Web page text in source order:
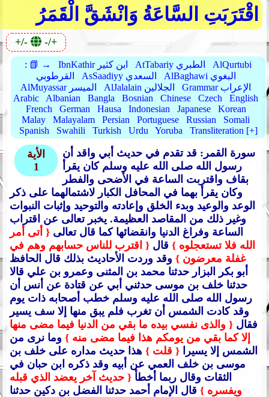
اقْتَرَبَتِ السَّاعَةُ وَانْشَقَّ الْقَمَرُ
+/- -/+
: 📗 → IbnKathir ابن كثير AtTabariy الطبري
AlQurtubi
القرطوبي
AsSaadiyy السعدي
AlBaghawi البغوي
AlMuyassar الميسر
AlJalalain الجلالين
Grammar الإعراب
Arabic
Albanian Bangla Bosnian Chinese Czech
English
French
German Hausa Indonesian Japanese
Korean
Malay
Malayalam Persian Portuguese Russian
Somali
Spanish
Swahili Turkish Urdu Yoruba Transliteration [+]
الأية
1
سورة القمر: قد تقدم في حديث أبي واقد أن
رسول الله صلى الله عليه وسلم كان يقرأ
بقاف واقتربت الساعة في الأضحى والفطر
وكان يقرأ بهما في المحافل الكبار لاشتمالهما على ذكر
الوعد والوعيد وبدء الخلق وإعادته والتوحيد وإثبات النبوات
وغير ذلك من المقاصد العظيمة. يخبر تعالى عن اقتراب
الساعة وفراغ الدنيا وانقضائها كما قال تعالى { أتى أمر
الله فلا تستعجلوه } قال { اقترب للناس حسابهم وهم في
غفلة معرضون } وقد وردت الأحاديث بذلك قال الحافظ
أبو بكر البزار حدثنا محمد بن المثنى وعمرو بن علي قالا
حدثنا خلف بن موسى حدثني أبي عن قتادة عن أنس أن
رسول الله صلى الله عليه وسلم خطب أصحابه ذات يوم
وقد كادت الشمس أن تغرب فلم يبق منها إلا سف يسير
فقال { والذى نفسي بيده ما بقي من الدنيا فيما مضى منها
إلا كما بقي من يومكم هذا فيما مضى منه } وما نرى من
الشمس إلا يسيرا { قلت } هذا حديث مداره على خلف بن
موسى بن خلف العمي عن أبيه وقد ذكره ابن حبان في
الثقات وقال ربما أخطأ { حديث آخر يعضد الذي قبله
ويفسره } قال الإمام أحمد حدثنا الفضل بن دكين حدثنا